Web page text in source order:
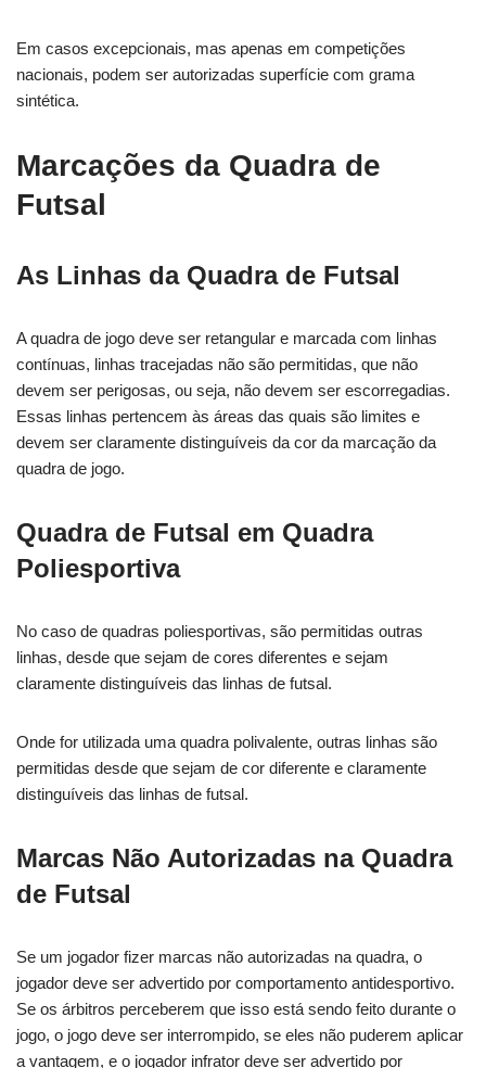
Em casos excepcionais, mas apenas em competições
nacionais, podem ser autorizadas superfície com grama
sintética.
Marcações da Quadra de
Futsal
As Linhas da Quadra de Futsal
A quadra de jogo deve ser retangular e marcada com linhas
contínuas, linhas tracejadas não são permitidas, que não
devem ser perigosas, ou seja, não devem ser escorregadias.
Essas linhas pertencem às áreas das quais são limites e
devem ser claramente distinguíveis da cor da marcação da
quadra de jogo.
Quadra de Futsal em Quadra
Poliesportiva
No caso de quadras poliesportivas, são permitidas outras
linhas, desde que sejam de cores diferentes e sejam
claramente distinguíveis das linhas de futsal.
Onde for utilizada uma quadra polivalente, outras linhas são
permitidas desde que sejam de cor diferente e claramente
distinguíveis das linhas de futsal.
Marcas Não Autorizadas na Quadra
de Futsal
Se um jogador fizer marcas não autorizadas na quadra, o
jogador deve ser advertido por comportamento antidesportivo.
Se os árbitros perceberem que isso está sendo feito durante o
jogo, o jogo deve ser interrompido, se eles não puderem aplicar
a vantagem, e o jogador infrator deve ser advertido por